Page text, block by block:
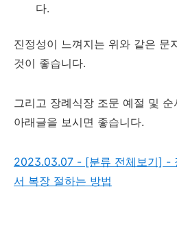
다.
진정성이 느껴지는 위와 같은 문
것이 좋습니다.
그리고 장례식장 조문 예절 및
아래글을 보시면 좋습니다.
2023.03.07 - [분류 전체보기] -
서 복장 절하는 방법